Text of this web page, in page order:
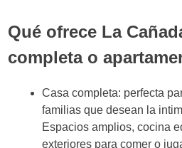
Qué ofrece La
completa o
Casa completa: perfecta
familias que desean la
Espacios amplios, cocina
exteriores para comer o